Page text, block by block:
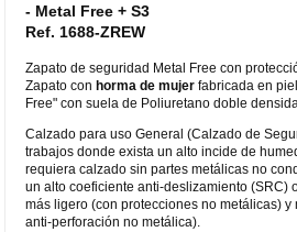
- Metal Free + S3
Ref. 1688-ZREW
Zapato de seguridad Metal Free con
Zapato conhorma de mujer fabricada en
Free" con suela de Poliuretano doble
Calzado para uso General (Calzado de
trabajos donde exista un alto incide de
requiera calzado sin partes metálicas no
un alto coeficiente anti-deslizamiento (SRC)
más ligero (con protecciones no metálicas)
anti-perforación no metálica).